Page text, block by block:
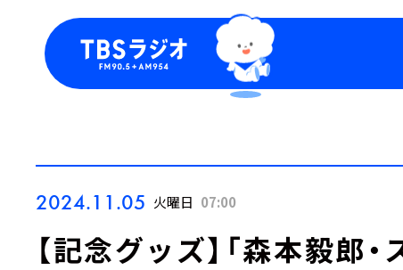
2024.11.05 火曜日 07:00
【記念グッズ】「森本毅郎